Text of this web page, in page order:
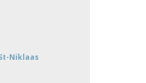
Niklaas